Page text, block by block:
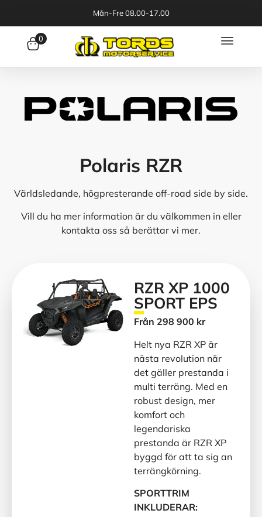
Mån-Fre 08.00-17.00
0
Polaris RZR
Världsledande, högpresterande off-road side by side.
Vill du ha mer information är du välkommen in eller
kontakta oss så berättar vi mer.
RZR XP 1000
SPORT EPS
Från 298 900 kr
Helt nya RZR XP är
nästa revolution när
det gäller prestanda i
multi terräng. Med en
robust design, mer
komfort och
legendariska
prestanda är RZR XP
byggd för att ta sig an
terrängkörning.
SPORTTRIM
INKLUDERAR: